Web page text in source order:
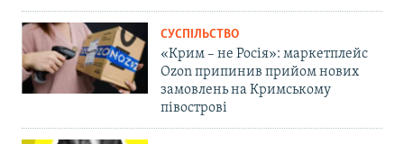
СУСПІЛЬСТВО
«Крим – не Росія»: маркетплейс
Ozon припинив прийом нових
замовлень на Кримському
півострові